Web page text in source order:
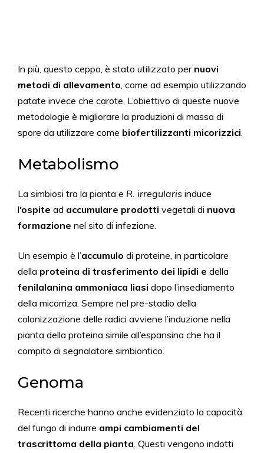
In più, questo ceppo, è stato utilizzato per nuovi
metodi di allevamento, come ad esempio utilizzando
patate invece che carote. L’obiettivo di queste nuove
metodologie è migliorare la produzioni di massa di
spore da utilizzare come biofertilizzanti micorizzici.
Metabolismo
La simbiosi tra la pianta e R. irregularis induce
l‘ospite ad accumulare prodotti vegetali di nuova
formazione nel sito di infezione.
Un esempio è l’accumulo di proteine, in particolare
della proteina di trasferimento dei lipidi e della
fenilalanina ammoniaca liasi dopo l’insediamento
della micorriza. Sempre nel pre-stadio della
colonizzazione delle radici avviene l’induzione nella
pianta della proteina simile all’espansina che ha il
compito di segnalatore simbiontico.
Genoma
Recenti ricerche hanno anche evidenziato la capacità
del fungo di indurre ampi cambiamenti del
trascrittoma della pianta. Questi vengono indotti